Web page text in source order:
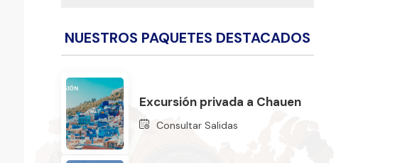
NUESTROS PAQUETES DESTACADOS
Excursión privada a Chauen
Consultar Salidas